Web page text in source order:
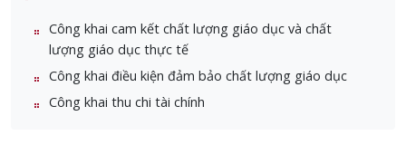
Công khai cam kết chất lượng giáo dục và chất
lượng giáo dục thực tế
Công khai điều kiện đảm bảo chất lượng giáo dục
Công khai thu chi tài chính